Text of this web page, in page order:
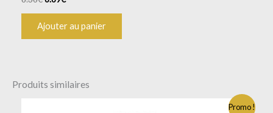
Ajouter au panier
Produits similaires
Promo !